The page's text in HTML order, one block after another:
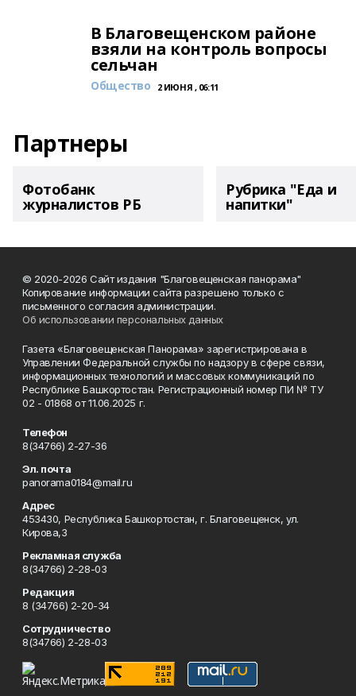
В Благовещенском районе
взяли на контроль вопросы
сельчан
Общество 2 ИЮНЯ , 06:11
Партнеры
Фотобанк
журналистов РБ
Рубрика "Еда и
напитки"
© 2020-2026 Сайт издания "Благовещенская панорама"
Копирование информации сайта разрешено только с
письменного согласия администрации.
Об использовании персональных данных
Газета «Благовещенская Панорама» зарегистрирована в
Управлении Федеральной службы по надзору в сфере связи,
информационных технологий и массовых коммуникаций по
Республике Башкортостан. Регистрационный номер ПИ № ТУ
02 - 01868 от 11.06.2025 г.
Телефон
8(34766) 2-27-36
Эл. почта
panorama0184@mail.ru
Адрес
453430, Республика Башкортостан, г. Благовещенск, ул.
Кирова,3
Рекламная служба
8(34766) 2-28-03
Редакция
8 (34766) 2-20-34
Сотрудничество
8(34766) 2-28-03